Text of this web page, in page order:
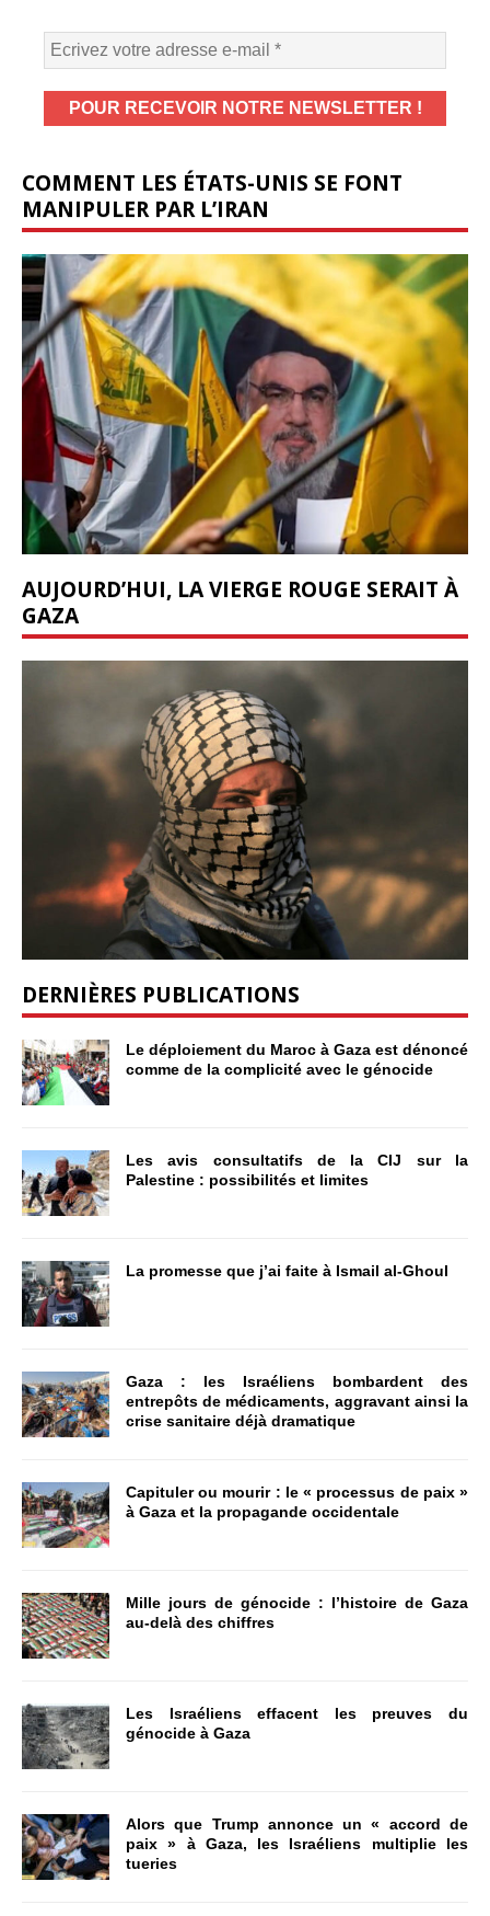
COMMENT LES ÉTATS-UNIS SE FONT
MANIPULER PAR L’IRAN
AUJOURD’HUI, LA VIERGE ROUGE SERAIT À
GAZA
DERNIÈRES PUBLICATIONS
Le déploiement du Maroc à Gaza est dénoncé
comme de la complicité avec le génocide
Les avis consultatifs de la CIJ sur la
Palestine : possibilités et limites
La promesse que j’ai faite à Ismail al-Ghoul
Gaza : les Israéliens bombardent des
entrepôts de médicaments, aggravant ainsi la
crise sanitaire déjà dramatique
Capituler ou mourir : le « processus de paix »
à Gaza et la propagande occidentale
Mille jours de génocide : l’histoire de Gaza
au-delà des chiffres
Les Israéliens effacent les preuves du
génocide à Gaza
Alors que Trump annonce un « accord de
paix » à Gaza, les Israéliens multiplie les
tueries